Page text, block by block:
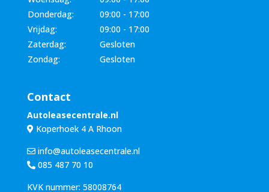
Donderdag:
09:00 - 17:00
Vrijdag:
09:00 - 17:00
Zaterdag:
Gesloten
Zondag:
Gesloten
Contact
Autoleasecentrale.nl
Koperhoek 4 A Rhoon
info@autoleasecentrale.nl
085 487 70 10
KVK nummer: 58008764